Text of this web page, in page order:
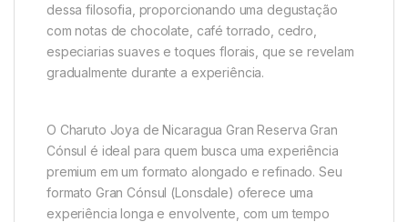
dessa filosofia, proporcionando uma degustação
com notas de chocolate, café torrado, cedro,
especiarias suaves e toques florais, que se revelam
gradualmente durante a experiência.
O Charuto Joya de Nicaragua Gran Reserva Gran
Cónsul é ideal para quem busca uma experiência
premium em um formato alongado e refinado. Seu
formato Gran Cónsul (Lonsdale) oferece uma
experiência longa e envolvente, com um tempo